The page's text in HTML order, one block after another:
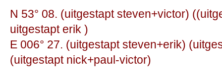
N 53° 08. (uitgestapt steven+victor)
uitgestapt erik )
E 006° 27. (uitgestapt steven+erik)
(uitgestapt nick+paul-victor)